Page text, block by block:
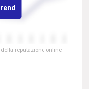
della reputazione online